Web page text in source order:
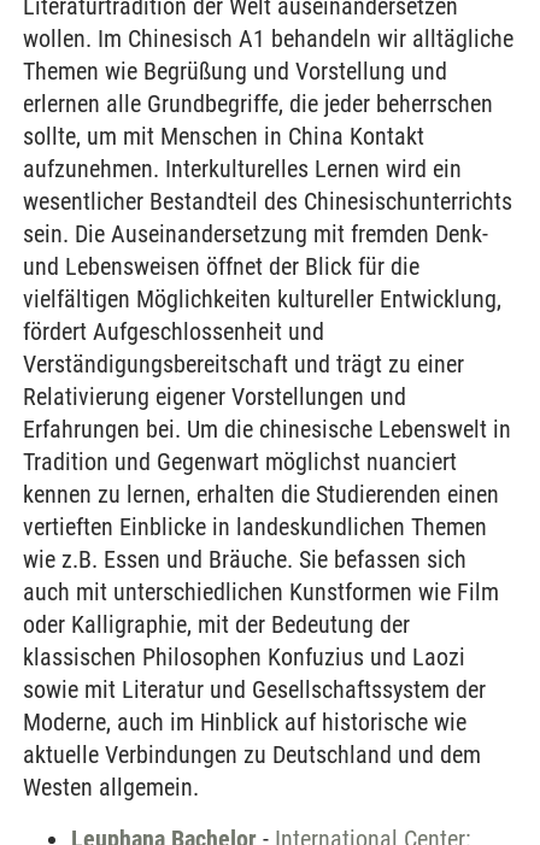
Literaturtradition der Welt auseinandersetzen
wollen. Im Chinesisch A1 behandeln wir alltägliche
Themen wie Begrüßung und Vorstellung und
erlernen alle Grundbegriffe, die jeder beherrschen
sollte, um mit Menschen in China Kontakt
aufzunehmen. Interkulturelles Lernen wird ein
wesentlicher Bestandteil des Chinesischunterrichts
sein. Die Auseinandersetzung mit fremden Denk-
und Lebensweisen öffnet der Blick für die
vielfältigen Möglichkeiten kultureller Entwicklung,
fördert Aufgeschlossenheit und
Verständigungsbereitschaft und trägt zu einer
Relativierung eigener Vorstellungen und
Erfahrungen bei. Um die chinesische Lebenswelt in
Tradition und Gegenwart möglichst nuanciert
kennen zu lernen, erhalten die Studierenden einen
vertieften Einblicke in landeskundlichen Themen
wie z.B. Essen und Bräuche. Sie befassen sich
auch mit unterschiedlichen Kunstformen wie Film
oder Kalligraphie, mit der Bedeutung der
klassischen Philosophen Konfuzius und Laozi
sowie mit Literatur und Gesellschaftssystem der
Moderne, auch im Hinblick auf historische wie
aktuelle Verbindungen zu Deutschland und dem
Westen allgemein.
Leuphana Bachelor - International Center: